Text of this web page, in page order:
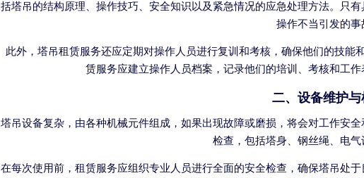
括塔吊的结构原理、操作技巧、安全知识以及紧急情况的应急处理方法。只
操作不当引发的事
此外，塔吊租赁服务还应定期对操作人员进行复训和考核，确保他们的技
赁服务应建立操作人员档案，记录他们的培训、考核和工
二、设备维护
塔吊设备复杂，由各种机械元件组成，如果出现故障或磨损，将会对工作安
检查，包括塔身、钢丝绳、电气
在每次使用前，租赁服务应组织专业人员进行全面的安全检查，确保塔吊处